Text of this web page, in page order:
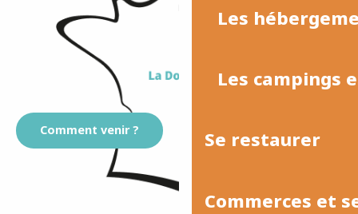
Les
Les campings
Se restaurer
Commerces et
Comment venir ?